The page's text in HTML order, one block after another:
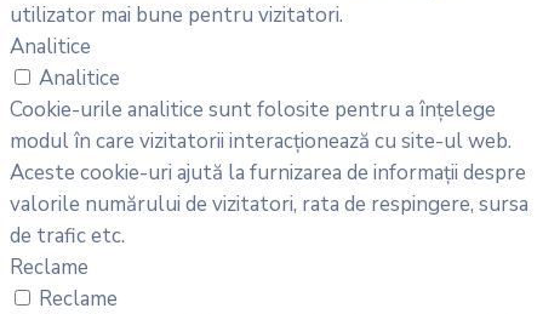
utilizator mai bune pentru vizitatori.
Analitice
Analitice
Cookie-urile analitice sunt folosite pentru a înțelege
modul în care vizitatorii interacționează cu site-ul web.
Aceste cookie-uri ajută la furnizarea de informații despre
valorile numărului de vizitatori, rata de respingere, sursa
de trafic etc.
Reclame
Reclame